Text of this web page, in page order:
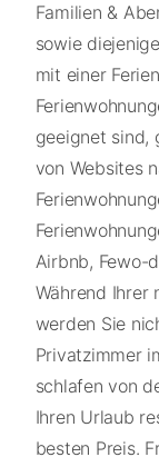
Familien &
sowie
mit einer
geeignet sind,
von Websites
Airbnb, Fewo-
Während Ihrer
werden Sie
Privatzimmer
schlafen von
Ihren Urlaub
besten Preis.